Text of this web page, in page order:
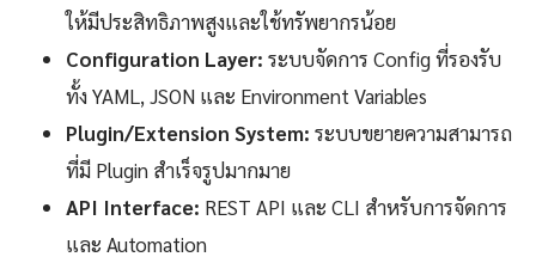
ให้มีประสิทธิภาพสูงและใช้ทรัพยากรน้อย
Configuration Layer: ระบบจัดการ Config ที่รองรับ
ทั้ง YAML, JSON และ Environment Variables
Plugin/Extension System: ระบบขยายความสามารถ
ที่มี Plugin สำเร็จรูปมากมาย
API Interface: REST API และ CLI สำหรับการจัดการ
และ Automation